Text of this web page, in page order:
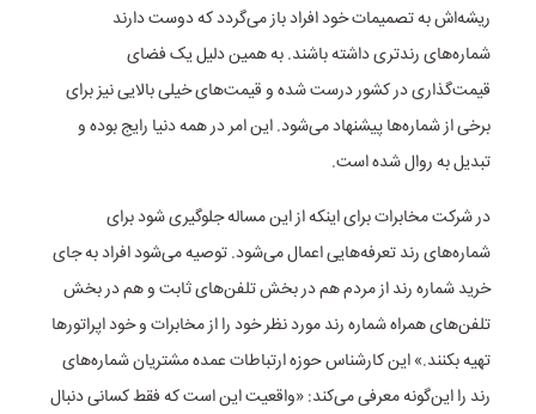
ریشه‌اش به تصمیمات خود افراد باز می‌گردد که دوست دارند
شماره‌های رندتری داشته باشند. به همین دلیل یک فضای
قیمت‌گذاری در کشور درست شده و قیمت‌های خیلی بالایی نیز برای
برخی از شماره‌ها پیشنهاد می‌شود. این امر در همه دنیا رایج بوده و
تبدیل به روال شده است.
در شرکت مخابرات برای اینکه از این مساله جلوگیری شود برای
شماره‌های رند تعرفه‌هایی اعمال می‌شود. توصیه می‌شود افراد به جای
خرید شماره رند از مردم هم در بخش تلفن‌های ثابت و هم در بخش
تلفن‌های همراه شماره رند مورد نظر خود را از مخابرات و خود اپراتور‌ها
تهیه بکنند.» این کارشناس حوزه ارتباطات عمده مشتریان شماره‌های
رند را این‌گونه معرفی می‌کند: «واقعیت این است که فقط کسانی دنبال